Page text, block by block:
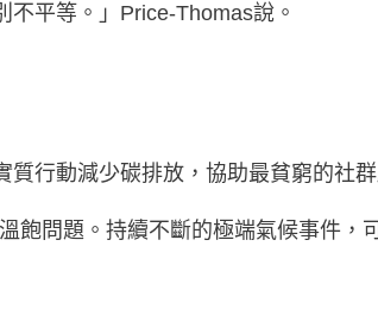
平等。」Price-Thomas說。
行動減少碳排放，協助最貧窮的社群
飽問題。持續不斷的極端氣候事件，